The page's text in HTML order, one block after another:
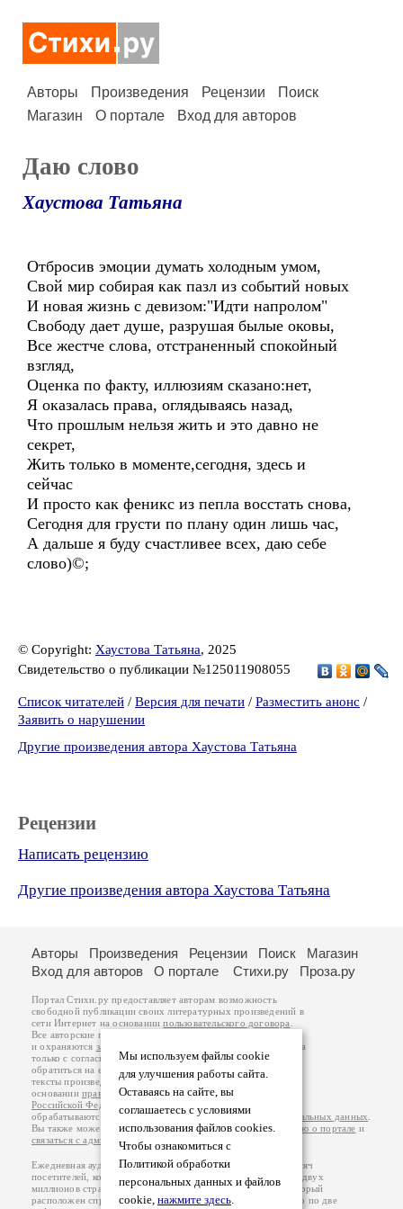
Авторы Произведения Рецензии
Поиск
Магазин
О портале Вход для авторов
Даю слово
Хаустова Татьяна
Отбросив эмоции думать холодным умом,
Свой мир собирая как пазл из событий новых
И новая жизнь с девизом:"Идти напролом"
Свободу дает душе, разрушая былые оковы,
Все жестче слова, отстраненный спокойный
взгляд,
Оценка по факту, иллюзиям сказано:нет,
Я оказалась права, оглядываясь назад,
Что прошлым нельзя жить и это давно не
секрет,
Жить только в моменте,сегодня, здесь и
сейчас
И просто как феникс из пепла восстать снова,
Сегодня для грусти по плану один лишь час,
А дальше я буду счастливее всех, даю себе
слово)©;
© Copyright: Хаустова Татьяна, 2025
Свидетельство о публикации №125011908055
Список читателей / Версия для печати / Разместить анонс /
Заявить о нарушении
Другие произведения автора Хаустова Татьяна
Рецензии
Написать рецензию
Другие произведения автора Хаустова Татьяна
Мы используем файлы cookie
для улучшения работы сайта.
Оставаясь на сайте, вы
соглашаетесь с условиями
использования файлов cookies.
Чтобы ознакомиться с
Политикой обработки
персональных данных и файлов
cookie, нажмите здесь.
Авторы Произведения Рецензии Поиск
Магазин
Вход для авторов
О портале Стихи.ру Проза.ру
Портал Стихи.ру предоставляет авторам возможность
свободной публикации своих литературных произведений в
сети Интернет на основаниипользовательского договора
Все авторские права на произведения принадлежат авторам
и охраняются законом
. Перепечатка произведений возможна
только с согласия его автора, к которому вы можете
обратиться на его авторской странице. Ответственность за
тексты произведений авторы несут самостоятельно на
основанииправил публикацииизаконодательства
Российской Федерации
обрабатываются на основанииПолитики обработки персональных данных
Вы также можете посмотреть более подробнуюинформацию о портале и
связаться с администрацией
Ежедневная аудитория портала Стихи.ру – порядка 200 тысяч
посетителей, которые в общей сумме просматривают более двух
миллионов страниц по данным счетчика посещаемости, который
расположен справа от этого текста. В каждой графе указано по две